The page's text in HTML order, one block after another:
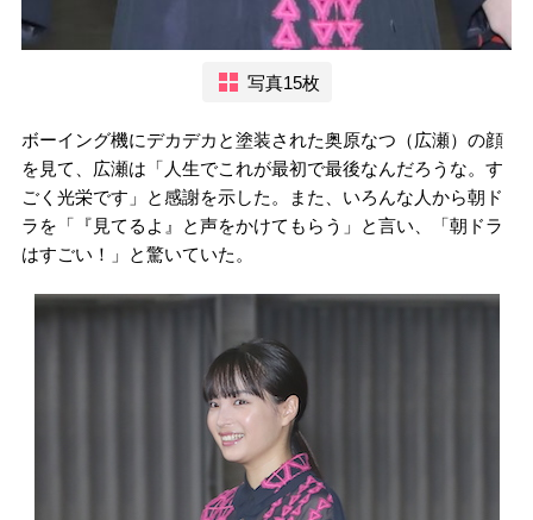
写真15枚
ボーイング機にデカデカと塗装された奥原なつ（広瀬）の顔
を見て、広瀬は「人生でこれが最初で最後なんだろうな。す
ごく光栄です」と感謝を示した。また、いろんな人から朝ド
ラを「『見てるよ』と声をかけてもらう」と言い、「朝ドラ
はすごい！」と驚いていた。